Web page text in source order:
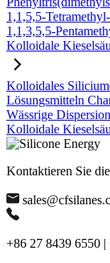
1,1,5,5-
1,1,3,5,5-
Kolloidale
Kolloidales
Lösungsmitteln
Wässrige
Kolloidale
Kontaktieren Sie
+86 27 8439 6550